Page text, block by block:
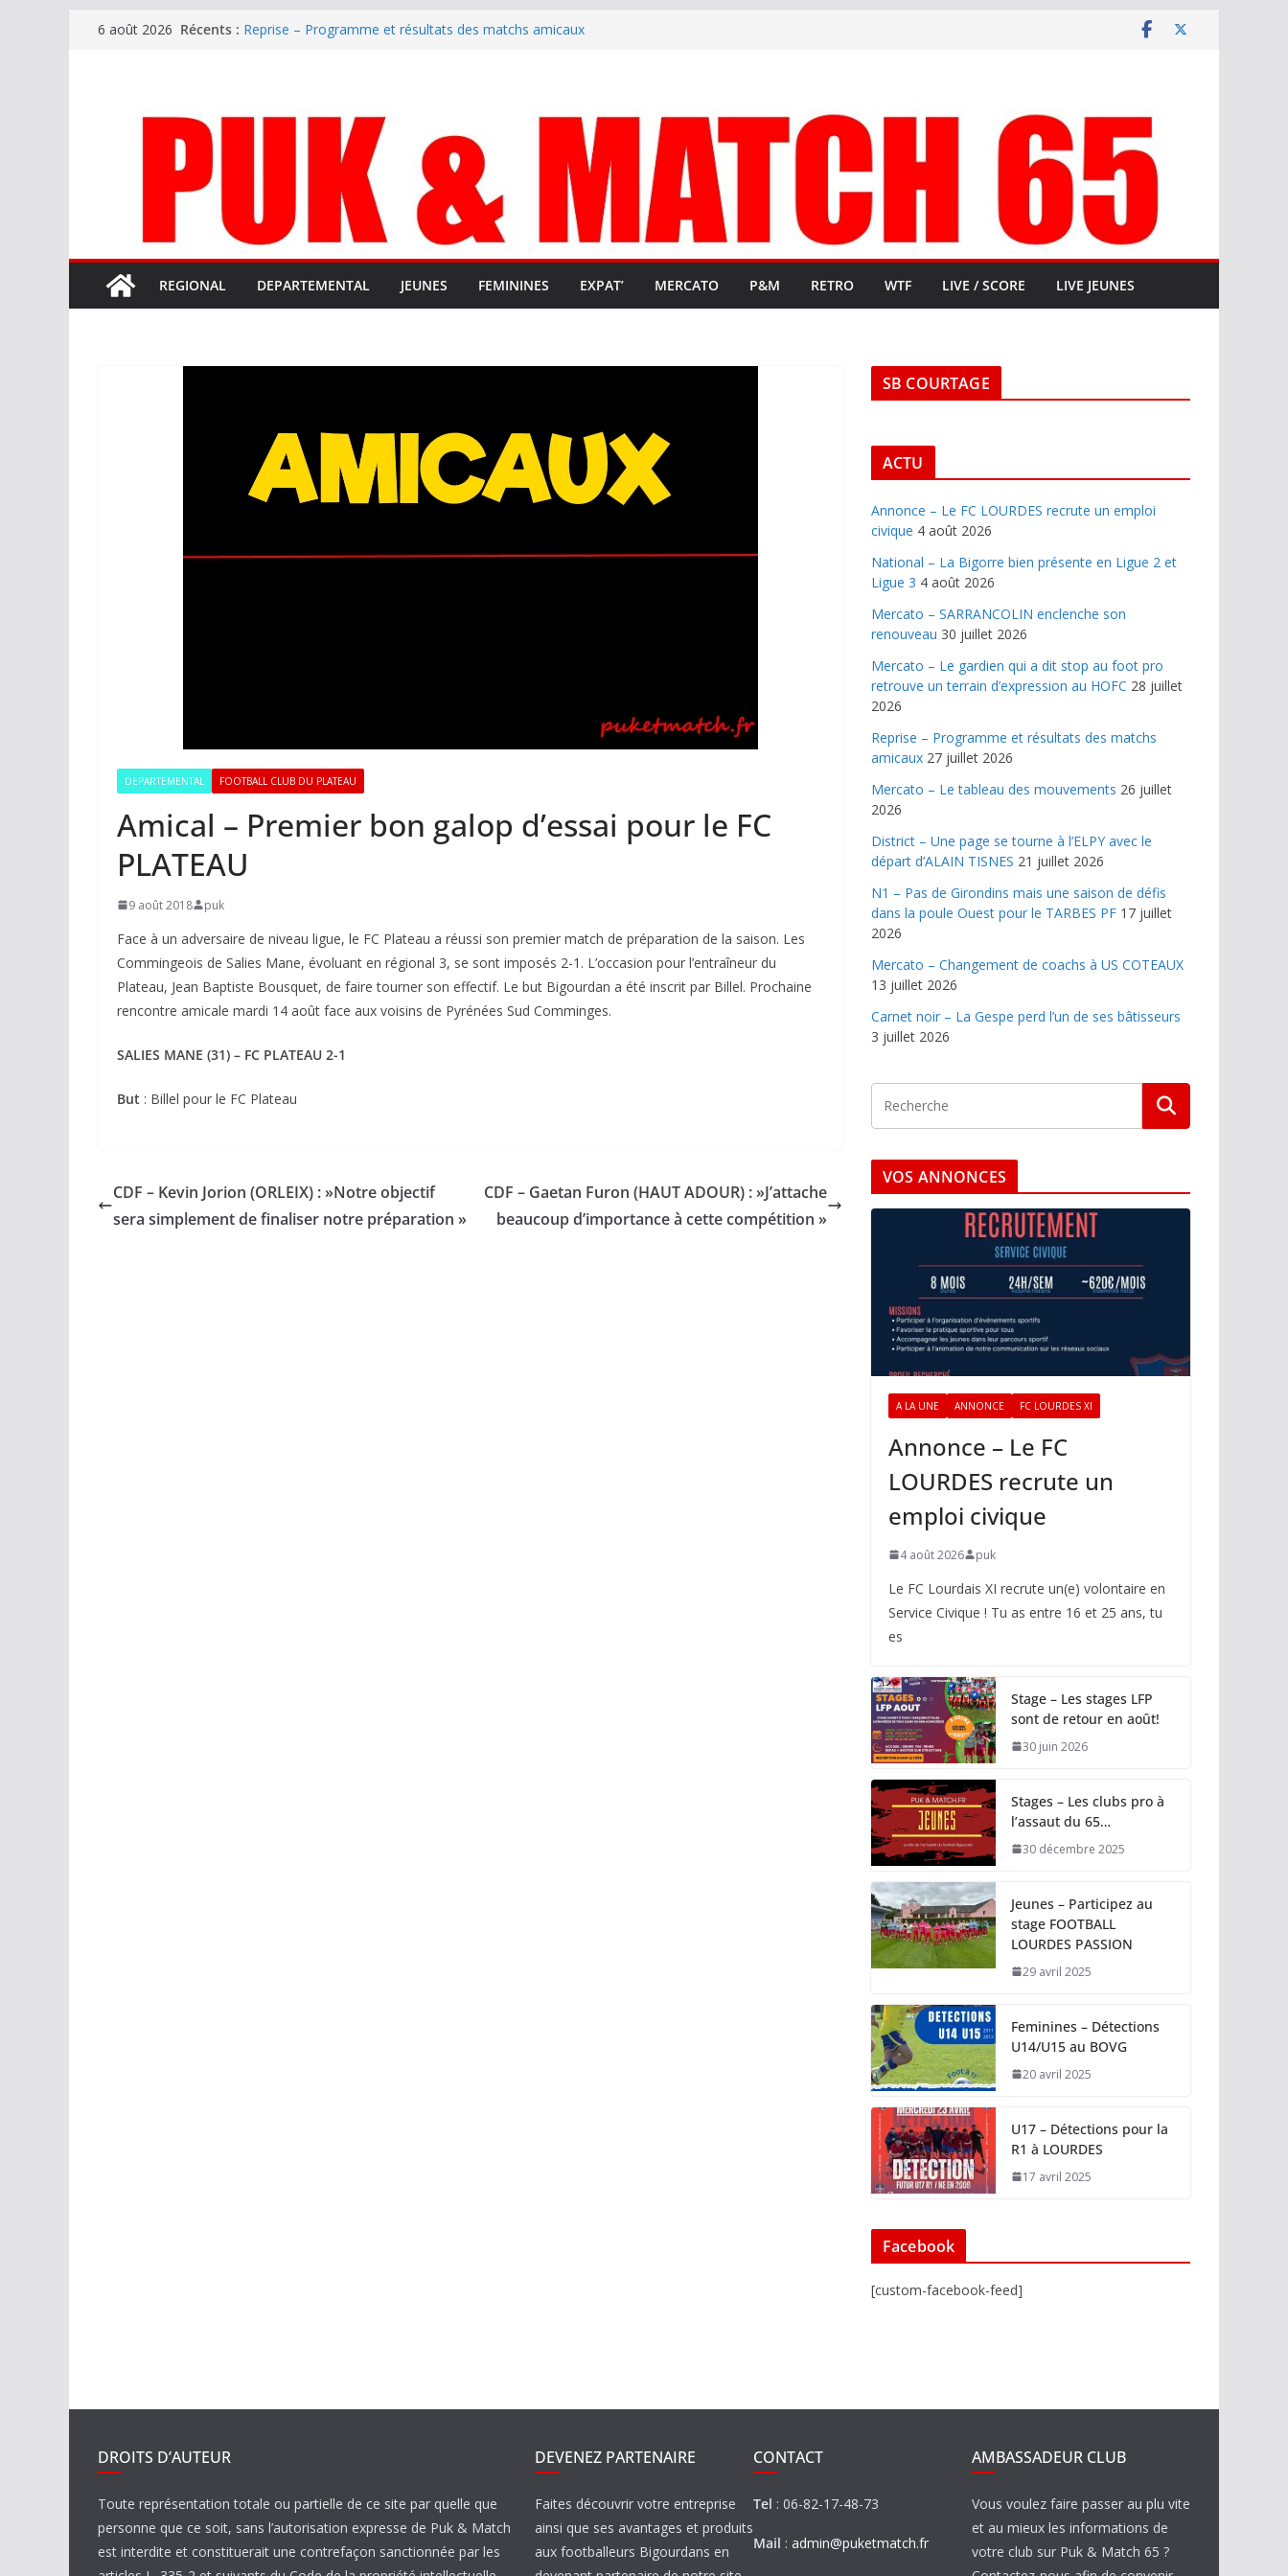
Passer6 août 2026 Récents : Reprise – Programme et résultats des matchs amicaux
terrain d’expression au HOFC
REGIONAL DEPARTEMENTAL JEUNES FEMININES EXPAT’ MERCATO P&M RETRO WTF LIVE / SCORE LIVE JEUNES
DEPARTEMENTAL FOOTBALL CLUB DU PLATEAU
Amical – Premier bon galop d’essai pour le FC
PLATEAU
9 août 2018 puk
Face à un adversaire de niveau ligue, le FC Plateau a réussi son premier match de préparation de la saison. Les
Commingeois de Salies Mane, évoluant en régional 3, se sont imposés 2-1. L’occasion pour l’entraîneur du
Plateau, Jean Baptiste Bousquet, de faire tourner son effectif. Le but Bigourdan a été inscrit par Billel. Prochaine
rencontre amicale mardi 14 août face aux voisins de Pyrénées Sud Comminges.
SALIES MANE (31) – FC PLATEAU 2-1
But : Billel pour le FC Plateau
CDF – Kevin Jorion (ORLEIX) : »Notre objectif
sera simplement de finaliser notre préparation »
CDF – Gaetan Furon (HAUT ADOUR) : »J’attache
beaucoup d’importance à cette compétition »
SB COURTAGE
ACTU
Annonce – Le FC LOURDES recrute un emploi
civique 4 août 2026
National – La Bigorre bien présente en Ligue 2 et
Ligue 3 4 août 2026
Mercato – SARRANCOLIN enclenche son
renouveau 30 juillet 2026
Mercato – Le gardien qui a dit stop au foot pro
retrouve un terrain d’expression au HOFC 28 juillet
2026
Reprise – Programme et résultats des matchs
amicaux 27 juillet 2026
Mercato – Le tableau des mouvements 26 juillet
2026
District – Une page se tourne à l’ELPY avec le
départ d’ALAIN TISNES 21 juillet 2026
N1 – Pas de Girondins mais une saison de défis
dans la poule Ouest pour le TARBES PF 17 juillet
2026
Mercato – Changement de coachs à US COTEAUX
13 juillet 2026
Carnet noir – La Gespe perd l’un de ses bâtisseurs
3 juillet 2026
VOS ANNONCES
A LA UNE ANNONCE FC LOURDES XI
Annonce – Le FC
LOURDES recrute un
emploi civique
4 août 2026 puk
Le FC Lourdais XI recrute un(e) volontaire en
Service Civique ! Tu as entre 16 et 25 ans, tu
es
Stage – Les stages LFP
sont de retour en août!
30 juin 2026
Stages – Les clubs pro à
l’assaut du 65…
30 décembre 2025
Jeunes – Participez au
stage FOOTBALL
LOURDES PASSION
29 avril 2025
Feminines – Détections
U14/U15 au BOVG
20 avril 2025
U17 – Détections pour la
R1 à LOURDES
17 avril 2025
Facebook
[custom-facebook-feed]
DROITS D’AUTEUR
Toute représentation totale ou partielle de ce site par quelle que
personne que ce soit, sans l’autorisation expresse de Puk & Match
est interdite et constituerait une contrefaçon sanctionnée par les
DEVENEZ PARTENAIRE
Faites découvrir votre entreprise
ainsi que ses avantages et produits
aux footballeurs Bigourdans en
CONTACT
Tel : 06-82-17-48-73
Mail : admin@puketmatch.fr
AMBASSADEUR CLUB
Vous voulez faire passer au plu vite
et au mieux les informations de
votre club sur Puk & Match 65 ?